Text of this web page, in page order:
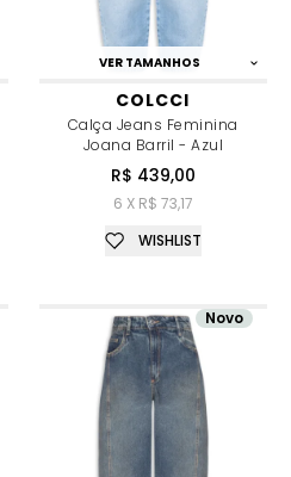
VER TAMANHOS
COLCCI
Calça Jeans Feminina
Joana Barril - Azul
R$ 439,00
6 X R$ 73,17
WISHLIST
Novo